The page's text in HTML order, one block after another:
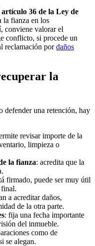
artículo 36 de la Ley de
la fianza en los
conviene valorar el
conflicto, si procede un
reclamación pordaños
la
defender una retención, hay
revisar importe de la
limpieza o
la fianza: acredita que la
firmado, puede ser muy útil
a acreditar daños,
de la otra parte.
: fija una fecha importante
del inmueble.
como de
se alegan.